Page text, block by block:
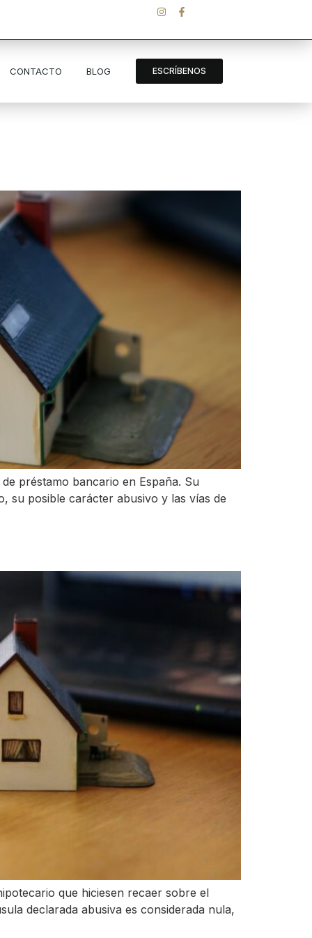
ESCRÍBENOS
CONTACTO BLOG
préstamo bancario en España. Su
su posible carácter abusivo y las vías de
que hiciesen recaer sobre el
declarada abusiva es considerada nula,